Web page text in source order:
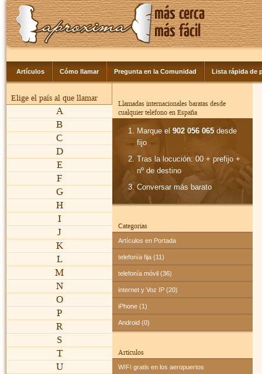
Artículos Cómo llamar Pregunta en la Comunidad Lista rápida de
Elige el país al que llamar
A
B
C
D
E
F
G
H
I
J
K
L
M
N
O
P
R
S
T
U
Llamadas internacionales baratas desde
cualquier teléfono en España
Marque el902 056 065 desde
fijo
Tras la locución: 00 + prefijo +
nº de destino
Conversar más barato
Categorías
Artículos en Portada
telefonía fija (11)
telefonía móvil (36)
internet y Voz IP (20)
iPhone (1)
Android (0)
Artículos
WIFI gratis en los aeropuertos